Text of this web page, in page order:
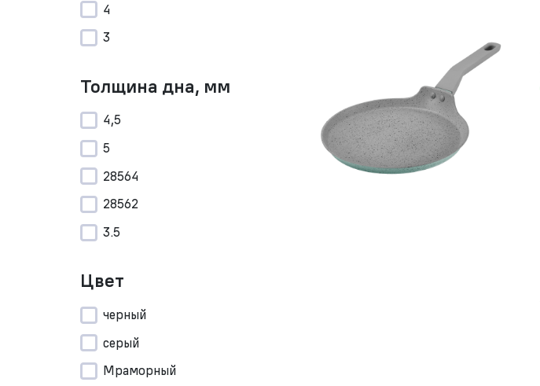
4
3
Толщина дна, мм
4,5
5
28564
28562
3.5
Цвет
черный
серый
Мраморный